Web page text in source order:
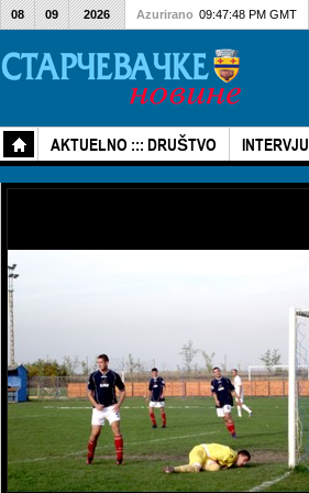
AKTUELNO ::: DRUŠTVO INTERVJU
08 09 2026 Azurirano 09:47:48 PM GMT